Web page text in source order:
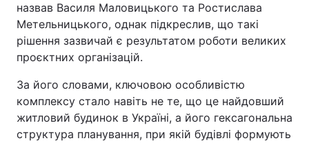
назвав Василя Маловицького та Ростислава
Метельницького, однак підкреслив, що такі
рішення зазвичай є результатом роботи великих
проєктних організацій.
За його словами, ключовою особливістю
комплексу стало навіть не те, що це найдовший
житловий будинок в Україні, а його гексагональна
структура планування, при якій будівлі формують